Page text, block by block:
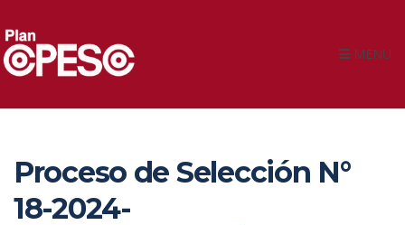
MENU
Proceso de Selección N°
18-2024-